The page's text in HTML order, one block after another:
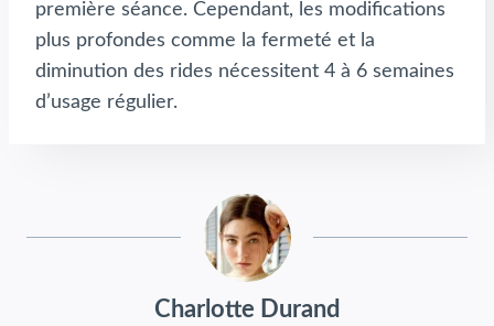
première séance. Cependant, les modifications
plus profondes comme la fermeté et la
diminution des rides nécessitent 4 à 6 semaines
d’usage régulier.
Charlotte Durand